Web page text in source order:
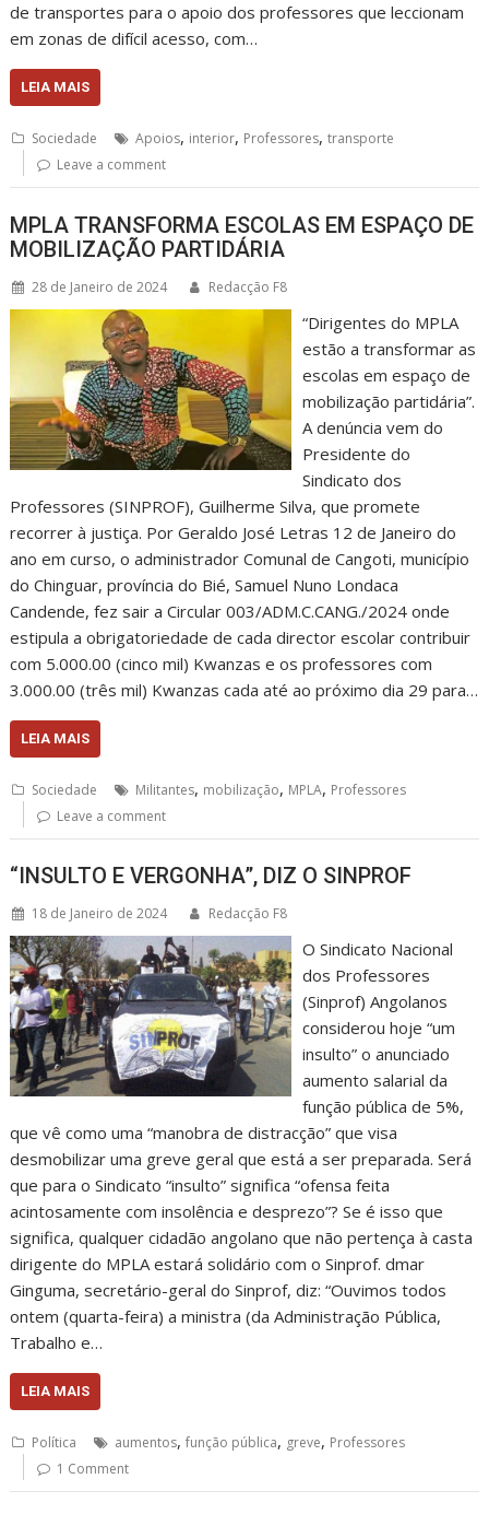
de transportes para o apoio dos professores que leccionam
em zonas de difícil acesso, com…
LEIA MAIS
Sociedade Apoios, interior, Professores,transporte
Leave a comment
MPLA TRANSFORMA ESCOLAS EM ESPAÇO DE
MOBILIZAÇÃO PARTIDÁRIA
28 de Janeiro de 2024 Redacção F8
“Dirigentes do MPLA
estão a transformar as
escolas em espaço de
mobilização partidária”.
A denúncia vem do
Presidente do
Sindicato dos
Professores (SINPROF), Guilherme Silva, que promete
recorrer à justiça. Por Geraldo José Letras 12 de Janeiro do
ano em curso, o administrador Comunal de Cangoti, município
do Chinguar, província do Bié, Samuel Nuno Londaca
Candende, fez sair a Circular 003/ADM.C.CANG./2024 onde
estipula a obrigatoriedade de cada director escolar contribuir
com 5.000.00 (cinco mil) Kwanzas e os professores com
3.000.00 (três mil) Kwanzas cada até ao próximo dia 29 para…
LEIA MAIS
Sociedade Militantes, mobilização, MPLA, Professores
Leave a comment
“INSULTO E VERGONHA”, DIZ O SINPROF
18 de Janeiro de 2024 Redacção F8
O Sindicato Nacional
dos Professores
(Sinprof) Angolanos
considerou hoje “um
insulto” o anunciado
aumento salarial da
função pública de 5%,
que vê como uma “manobra de distracção” que visa
desmobilizar uma greve geral que está a ser preparada. Será
que para o Sindicato “insulto” significa “ofensa feita
acintosamente com insolência e desprezo”? Se é isso que
significa, qualquer cidadão angolano que não pertença à casta
dirigente do MPLA estará solidário com o Sinprof. dmar
Ginguma, secretário-geral do Sinprof, diz: “Ouvimos todos
ontem (quarta-feira) a ministra (da Administração Pública,
Trabalho e…
LEIA MAIS
Política aumentos,função pública, greve, Professores
1 Comment